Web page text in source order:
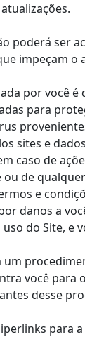
poderá ser
impeçam o
por você
para
sites e
caso de
de
e
danos a
do Site, e
um
você
desse
para